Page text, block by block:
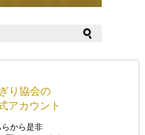
り協会の
アカウント
らから是非